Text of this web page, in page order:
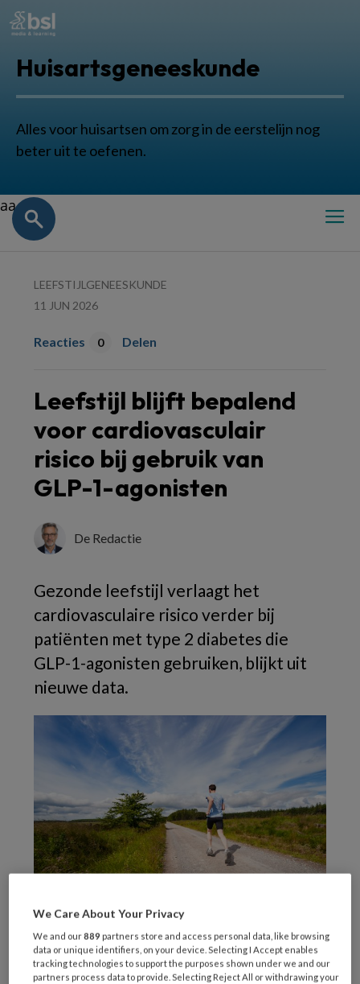
Huisartsgeneeskunde
Alles voor huisartsen om zorg in de eerstelijn nog
beter uit te oefenen.
aa
LEEFSTIJLGENEESKUNDE
11 JUN 2026
Reacties 0 Delen
Leefstijl blijft bepalend
voor cardiovasculair
risico bij gebruik van
GLP-1-agonisten
De Redactie
Gezonde leefstijl verlaagt het
cardiovasculaire risico verder bij
patiënten met type 2 diabetes die
GLP-1-agonisten gebruiken, blijkt uit
nieuwe data.
Nieuwe onderzoeksgegevens suggereren dat
leefstijl een belangrijke aanvullende rol speelt
We Care About Your Privacy
We and our889 partners store and access personal data, like browsing
data or unique identifiers, on your device. Selecting I Accept enables
tracking technologies to support the purposes shown under we and our
partners process data to provide. Selecting Reject All or withdrawing your